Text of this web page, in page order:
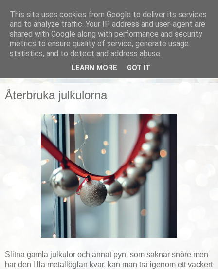
Smarta vardagstips
Husmorstips, tricks och knep, smarta lösningar!
Återbruka julkulorna
Slitna gamla julkulor och annat pynt som saknar snöre men
har den lilla metallöglan kvar, kan man trä igenom ett vackert
This site uses cookies from Google to deliver its services
and to analyze traffic. Your IP address and user-agent are
shared with Google along with performance and security
metrics to ensure quality of service, generate usage
statistics, and to detect and address abuse.
LEARN MORE GOT IT